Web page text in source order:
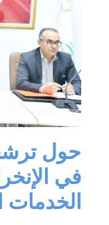
حول
في
الخدمات